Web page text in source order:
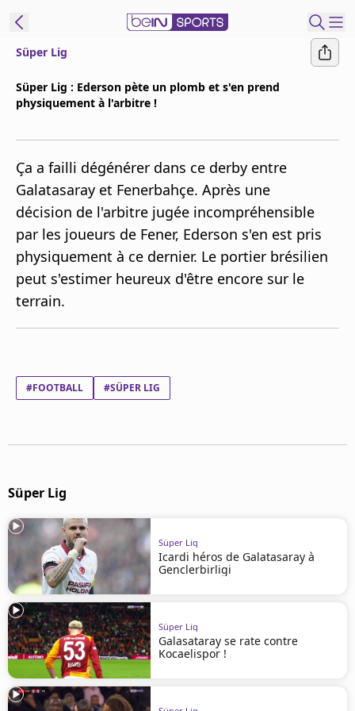
Replays
Podcasts
En Direct
Gérer les
notifications
Contactez nous
Grille TV
beINSPIRED
Cookies
Protection des données
Süper Lig
Süper Lig : Ederson pète un plomb et s'en prend
physiquement à l'arbitre !
Ça a failli dégénérer dans ce derby entre
Galatasaray et Fenerbahçe. Après une
décision de l'arbitre jugée incompréhensible
par les joueurs de Fener, Ederson s'en est pris
physiquement à ce dernier. Le portier brésilien
peut s'estimer heureux d'être encore sur le
terrain.
#FOOTBALL #SÜPER LIG
Süper Lig
Süper Lig
Icardi héros de Galatasaray à
Genclerbirligi
Süper Lig
Galasataray se rate contre
Kocaelispor !